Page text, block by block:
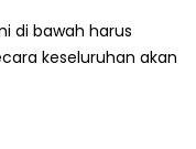
di bawah harus
keseluruhan akan